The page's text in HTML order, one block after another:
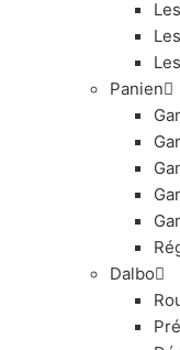
Panien
Dalbo